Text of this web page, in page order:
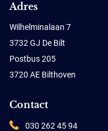
Adres
Wilhelminalaan 7
3732 GJ De Bilt
Postbus 205
3720 AE Bilthoven
Contact
030 262 45 94